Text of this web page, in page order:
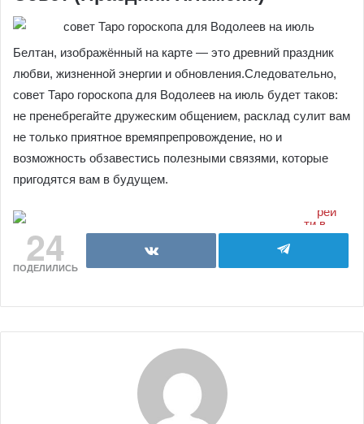
Белтан, изображённый на карте — это древний праздник
любви, жизненной энергии и обновления.Следовательно,
совет Таро гороскопа для Водолеев на июль будет таков:
не пренебрегайте дружеским общением, расклад сулит вам
не только приятное времяпрепровождение, но и
возможность обзавестись полезными связями, которые
пригодятся вам в будущем.
24
ПОДЕЛИЛИСЬ